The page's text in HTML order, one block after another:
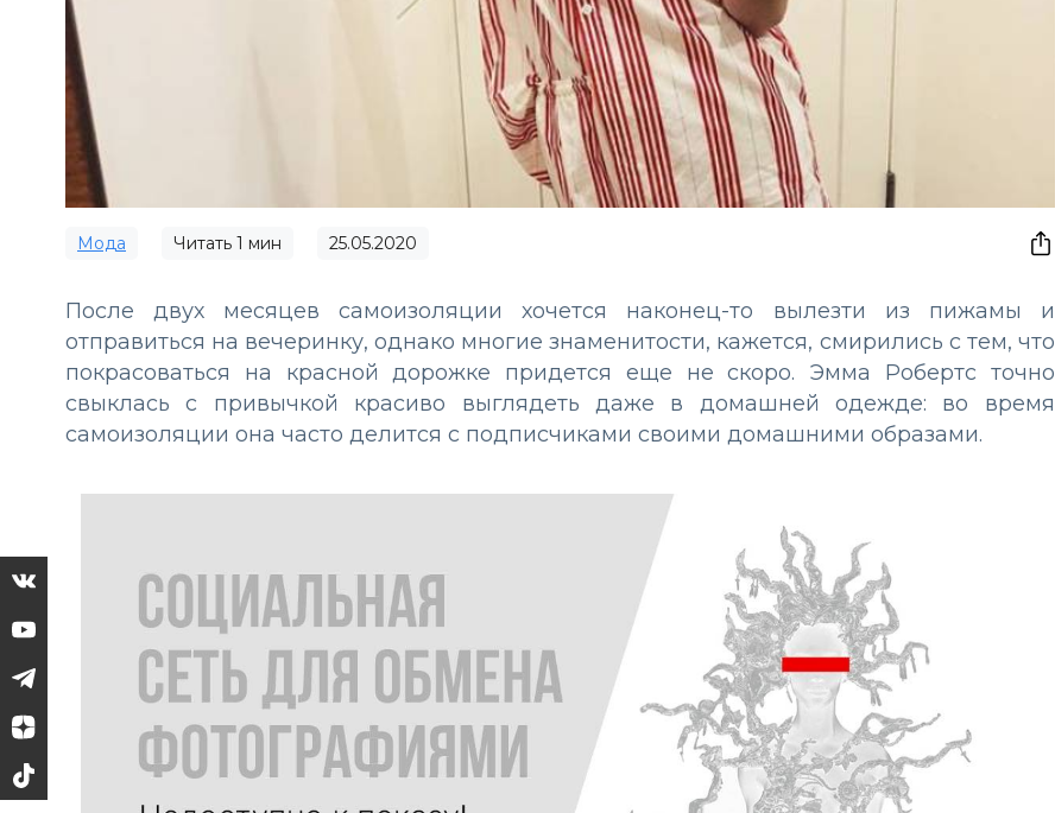
Мода Читать 1 мин 25.05.2020
После двух месяцев самоизоляции хочется наконец-то вылезти из пижамы и
отправиться на вечеринку, однако многие знаменитости, кажется, смирились с тем, что
покрасоваться на красной дорожке придется еще не скоро. Эмма Робертс точно
свыклась с привычкой красиво выглядеть даже в домашней одежде: во время
самоизоляции она часто делится с подписчиками своими домашними образами.